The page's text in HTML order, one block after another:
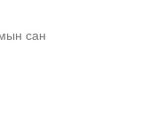
сан